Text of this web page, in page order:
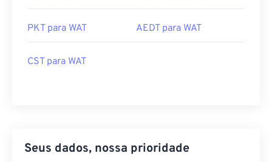
PKT para WAT AEDT para WAT
CST para WAT
Seus dados, nossa prioridade